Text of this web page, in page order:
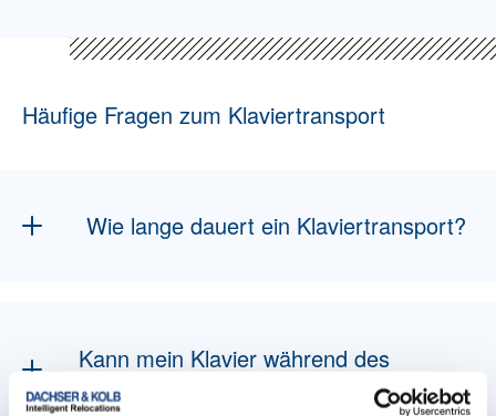
Häufige Fragen zum Klaviertransport
Wie lange dauert ein Klaviertransport?
länger.
Kann mein Klavier während des
Transports beschädigt werden?